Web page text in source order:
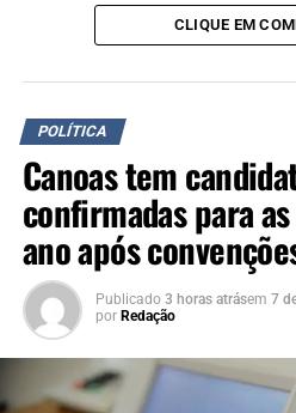
tiveram sua
prejudicada
Essa é uma
ainda mais
famílias
desconto”,
eleito, Airton
COTA ÚNICA
DESCONTO
GOVERNO ELEITO
CLIQUE EM
POLÍTICA
Canoas tem
confirmadas para
ano após
Publicado 3 horas atrásem 7
por Redação